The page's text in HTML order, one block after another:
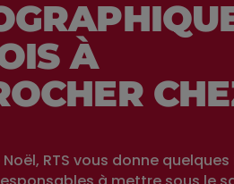
À
RTS vous donne